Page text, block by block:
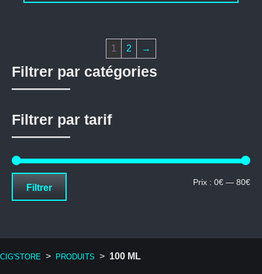
à
1 2 →
Filtrer par catégories
Filtrer par tarif
Filtrer Prix : 0€ — 80€
CIG'STORE > PRODUITS > 100 ML